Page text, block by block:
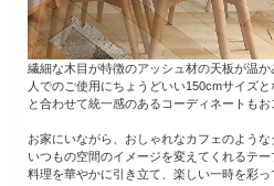
繊細な木目が特徴のアッシュ材の天板が温
人でのご使用にちょうどいい150cmサイズ
と合わせて統一感のあるコーディネートもお
お家にいながら、おしゃれなカフェのよう
いつもの空間のイメージを変えてくれるテ
料理を華やかに引き立て、楽しい一時を彩っ